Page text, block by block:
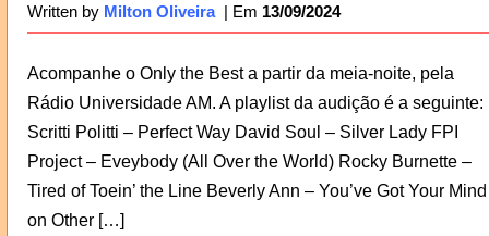
Written by Milton Oliveira 13/09/2024
Acompanhe o Only the Best a partir da meia-noite, pela
Rádio Universidade AM. A playlist da audição é a seguinte:
Scritti Politti – Perfect Way David Soul – Silver Lady FPI
Project – Eveybody (All Over the World) Rocky Burnette –
Tired of Toein’ the Line Beverly Ann – You’ve Got Your Mind
on Other […]